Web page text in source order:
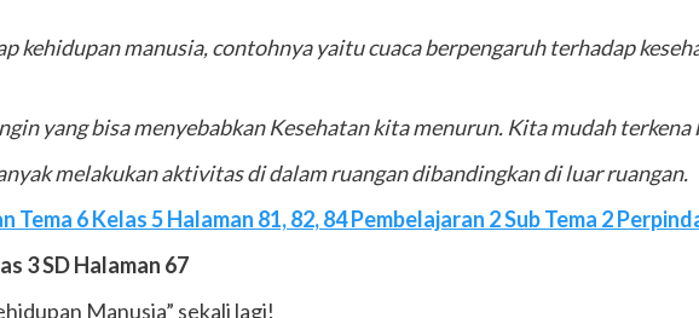
kehidupan manusia, contohnya yaitu cuaca berpengaruh terhadap
yang bisa menyebabkan Kesehatan kita menurun. Kita mudah terkena
melakukan aktivitas di dalam ruangan dibandingkan di luar ruangan.
Tema 6 Kelas 5 Halaman 81, 82, 84 Pembelajaran 2 Sub Tema 2
3 SD Halaman 67
Manusia” sekali lagi!